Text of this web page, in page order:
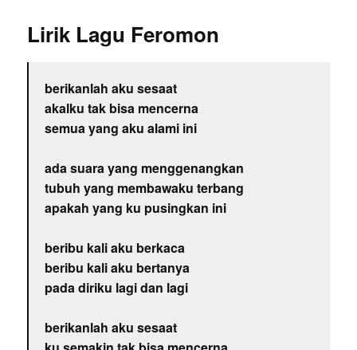
Lirik Lagu Feromon
berikanlah aku sesaat
akalku tak bisa mencerna
semua yang aku alami ini
ada suara yang menggenangkan
tubuh yang membawaku terbang
apakah yang ku pusingkan ini
beribu kali aku berkaca
beribu kali aku bertanya
pada diriku lagi dan lagi
berikanlah aku sesaat